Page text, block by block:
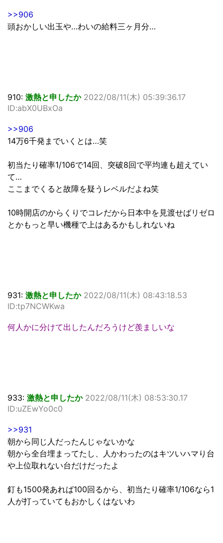
>>906
頭おかしい出玉や…わいの給料三ヶ月分…
910: 激熱と申したか 2022/08/11(木) 05:39:36.17
ID:abX0UBxOa
>>906
14万6千発までいくとは…笑
初当たり確率1/106で14回、突破8回で平均連も超えてい
て…
ここまでくると故障を疑うレベルだよね笑
10時開店のからくりでコレだから日本中を見渡せばリゼロ
とかもっと早い機種で上はあるかもしれないね
931: 激熱と申したか 2022/08/11(木) 08:43:18.53
ID:tp7NCWKwa
何人かに分けて出したんだろうけど羨ましいな
933: 激熱と申したか 2022/08/11(木) 08:53:30.17
ID:uZEwYo0c0
>>931
朝から同じ人だったんじゃないかな
朝から全台埋まってたし、人かわったのはキツいハマり台
や上位取れない台だけだったよ
釘も1500発あれば100回るから、初当たり確率1/106なら1
人が打っていてもおかしくはないわ